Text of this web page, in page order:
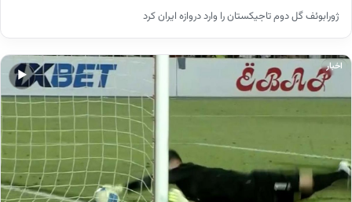
ژورابوئف گل دوم تاجیکستان را وارد دروازه ایران کرد
▶
اخبار